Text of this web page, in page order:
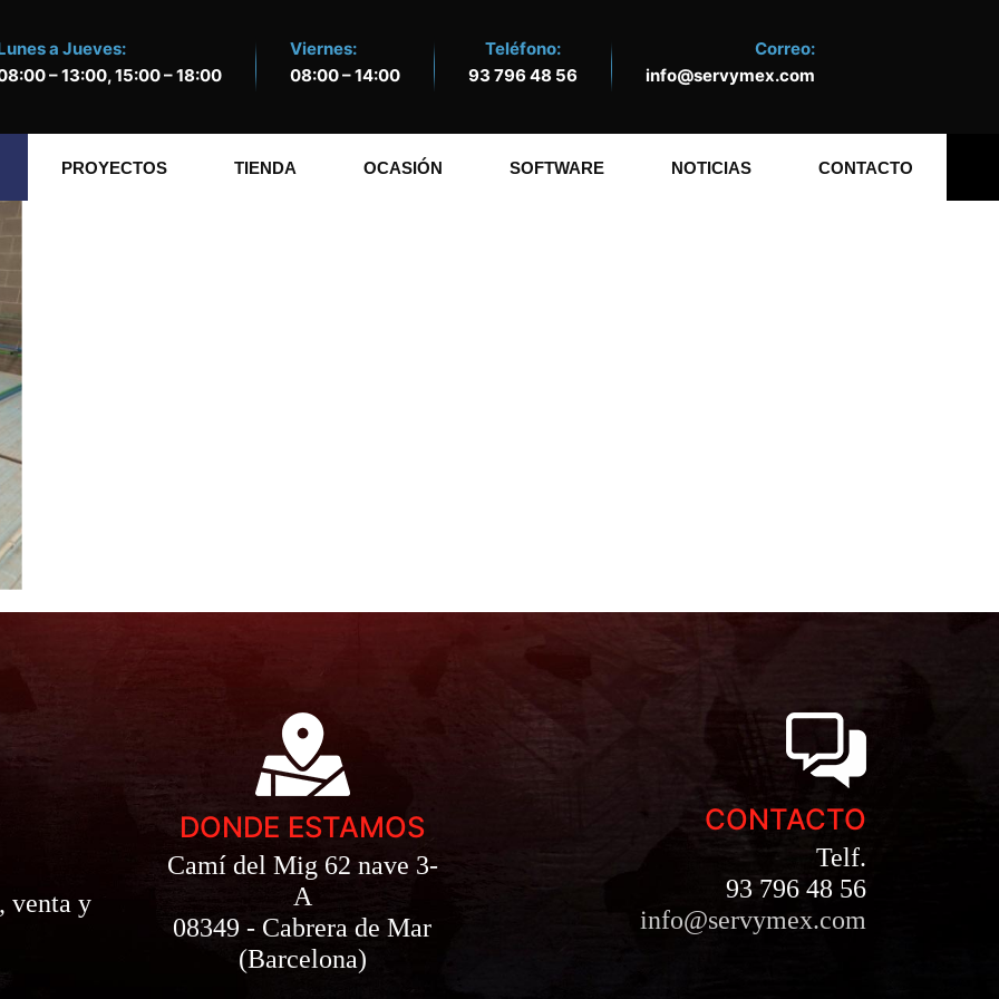
a Jueves:
– 13:00, 15:00 – 18:00
Viernes:
08:00 – 14:00
Teléfono:
93 796 48 56
Correo:
info@servymex.com
PROYECTOS TIENDA OCASIÓN SOFTWARE NOTICIAS CONTACTO
venta y
DONDE ESTAMOS
Camí del Mig 62 nave 3-
A
08349 - Cabrera de Mar
(Barcelona)
CONTACTO
Telf.
93 796 48 56
info@servymex.com